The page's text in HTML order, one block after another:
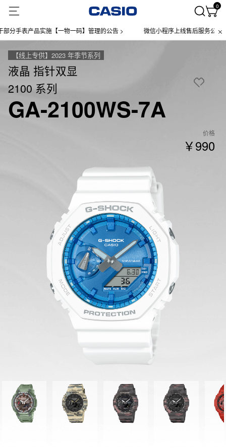
0
表产品实施【一物一码】管理的公告 > 微信小程序上线售后服务公告 >
【线上专供】2023 年季节系列
液晶 指针双显
2100 系列
GA-2100WS-7A
价格
￥990